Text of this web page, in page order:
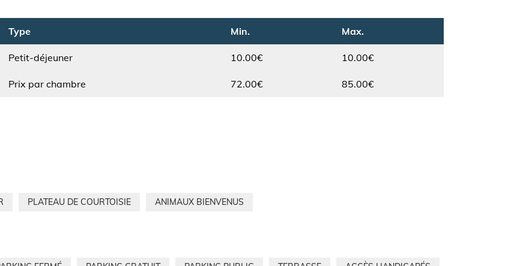
Type
Petit-déjeuner
Min.
10.00€
Max.
10.00€
Type
Prix par chambre 72.00€ 85.00€
PLATEAU DE COURTOISIE ANIMAUX BIENVENUS